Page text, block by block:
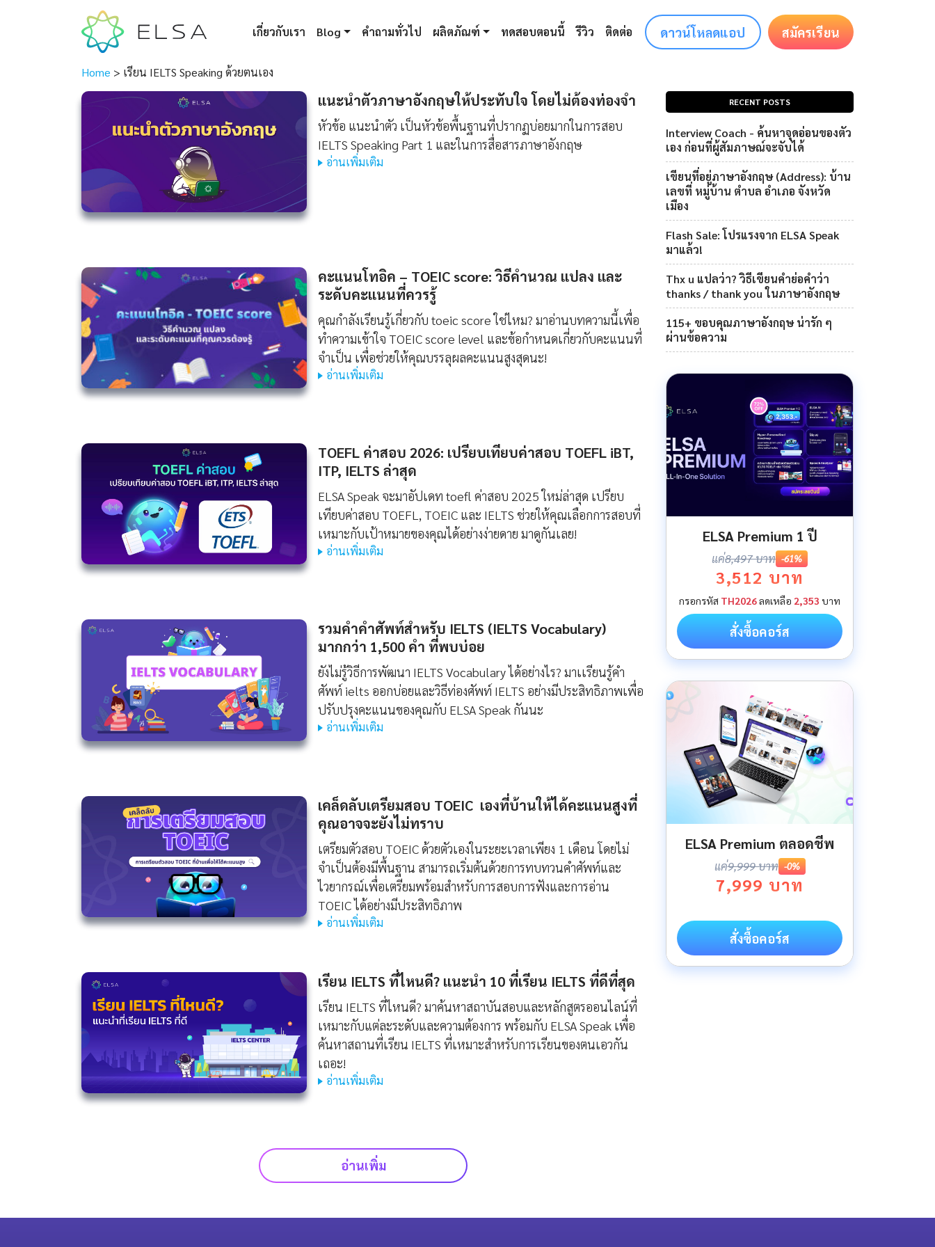
เกี่ยวกับเรา Blog คำถามทั่วไป ผลิตภัณฑ์ ทดสอบตอนนี้ รีวิว ติดต่อ ดาวน์โหลดแอป สมัครเรียน
Home > เรียน IELTS Speaking ด้วยตนเอง
แนะนําตัวภาษาอังกฤษให้ประทับใจ โดยไม่ต้องท่องจำ
หัวข้อ แนะนำตัว เป็นหัวข้อพื้นฐานที่ปรากฏบ่อยมากในการสอบ
IELTS Speaking Part 1 และในการสื่อสารภาษาอังกฤษ
อ่านเพิ่มเติม
คะแนนโทอิค – TOEIC score: วิธีคำนวณ แปลง และ
ระดับคะแนนที่ควรรู้
คุณกำลังเรียนรู้เกี่ยวกับ toeic score ใช่ไหม? มาอ่านบทความนี้เพื่อ
ทำความเข้าใจ TOEIC score level และข้อกำหนดเกี่ยวกับคะแนนที่
จำเป็น เพื่อช่วยให้คุณบรรลุผลคะแนนสูงสุดนะ!
อ่านเพิ่มเติม
TOEFL ค่าสอบ 2026: เปรียบเทียบค่าสอบ TOEFL iBT,
ITP, IELTS ล่าสุด
ELSA Speak จะมาอัปเดท toefl ค่าสอบ 2025 ใหม่ล่าสุด เปรียบ
เทียบค่าสอบ TOEFL, TOEIC และ IELTS ช่วยให้คุณเลือกการสอบที่
เหมาะกับเป้าหมายของคุณได้อย่างง่ายดาย มาดูกันเลย!
อ่านเพิ่มเติม
รวมคำคำศัพท์สำหรับ IELTS (IELTS Vocabulary)
มากกว่า 1,500 คํา ที่พบบ่อย
ยังไม่รู้วิธีการพัฒนา IELTS Vocabulary ได้อย่างไร? มาเเรียนรู้คํา
ศัพท์ ielts ออกบ่อยและวิธีท่องศัพท์ IELTS อย่างมีประสิทธิภาพเพื่อ
ปรับปรุงคะแนนของคุณกับ ELSA Speak กันนะ
อ่านเพิ่มเติม
เคล็ดลับเตรียมสอบ TOEIC เองที่บ้านให้ได้คะแนนสูงที่
คุณอาจจะยังไม่ทราบ
เตรียมตัวสอบ TOEIC ด้วยตัวเองในระยะเวลาเพียง 1 เดือน โดยไม่
จำเป็นต้องมีพื้นฐาน สามารถเริ่มต้นด้วยการทบทวนคำศัพท์และ
ไวยากรณ์เพื่อเตรียมพร้อมสำหรับการสอบการฟังและการอ่าน
TOEIC ได้อย่างมีประสิทธิภาพ
อ่านเพิ่มเติม
เรียน IELTS ที่ไหนดี? แนะนำ 10 ที่เรียน IELTS ที่ดีที่สุด
เรียน IELTS ที่ไหนดี? มาค้นหาสถาบันสอบและหลักสูตรออนไลน์ที่
เหมาะกับแต่ละระดับและความต้องการ พร้อมกับ ELSA Speak เพื่อ
ค้นหาสถานที่เรียน IELTS ที่เหมาะสำหรับการเรียนของตนเอวกัน
เถอะ!
อ่านเพิ่มเติม
อ่านเพิ่ม
RECENT POSTS
Interview Coach - ค้นหาจุดอ่อนของตัว
เอง ก่อนที่ผู้สัมภาษณ์จะจับได้
เขียนที่อยู่ภาษาอังกฤษ (Address): บ้าน
เลขที่ หมู่บ้าน ตำบล อำเภอ จังหวัด
เมือง
Flash Sale: โปรแรงจาก ELSA Speak
มาแล้ว!
Thx u แปลว่า? วิธีเขียนคำย่อคำว่า
thanks / thank you ในภาษาอังกฤษ
115+ ขอบคุณภาษาอังกฤษ น่ารัก ๆ
ผ่านข้อความ
ELSA Premium 1 ปี
แค่8,497 บาท -61%
3,512 บาท
กรอกรหัส TH2026ลดเหลือ 2,353 บาท
สั่งซื้อคอร์ส
ELSA Premium ตลอดชีพ
แค่9,999 บาท -0%
7,999 บาท
สั่งซื้อคอร์ส